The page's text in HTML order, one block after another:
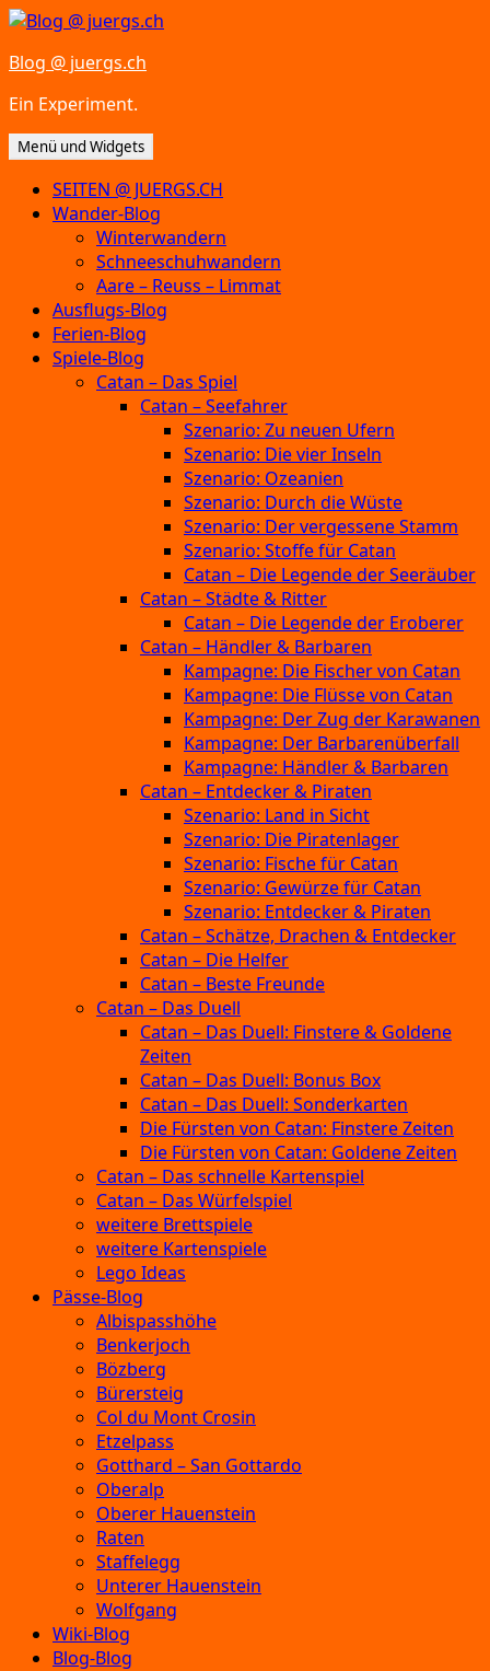
Zum
springen
Blog @ juergs.ch
Ein Experiment.
Menü und Widgets
SEITEN @ JUERGS.CH
Wander-Blog
Winterwandern
Schneeschuhwandern
Aare – Reuss – Limmat
Ausflugs-Blog
Ferien-Blog
Spiele-Blog
Catan – Das Spiel
Catan – Seefahrer
Szenario: Zu neuen Ufern
Szenario: Die vier Inseln
Szenario: Ozeanien
Szenario: Durch die Wüste
Szenario: Der vergessene Stamm
Szenario: Stoffe für Catan
Catan – Die Legende der Seeräuber
Catan – Städte & Ritter
Catan – Die Legende der Eroberer
Catan – Händler & Barbaren
Kampagne: Die Fischer von Catan
Kampagne: Die Flüsse von Catan
Kampagne: Der Zug der Karawanen
Kampagne: Der Barbarenüberfall
Kampagne: Händler & Barbaren
Catan – Entdecker & Piraten
Szenario: Land in Sicht
Szenario: Die Piratenlager
Szenario: Fische für Catan
Szenario: Gewürze für Catan
Szenario: Entdecker & Piraten
Catan – Schätze, Drachen & Entdecker
Catan – Die Helfer
Catan – Beste Freunde
Catan – Das Duell
Catan – Das Duell: Finstere & Goldene
Zeiten
Catan – Das Duell: Bonus Box
Catan – Das Duell: Sonderkarten
Die Fürsten von Catan: Finstere Zeiten
Die Fürsten von Catan: Goldene Zeiten
Catan – Das schnelle Kartenspiel
Catan – Das Würfelspiel
weitere Brettspiele
weitere Kartenspiele
Lego Ideas
Pässe-Blog
Albispasshöhe
Benkerjoch
Bözberg
Bürersteig
Col du Mont Crosin
Etzelpass
Gotthard – San Gottardo
Oberalp
Oberer Hauenstein
Raten
Staffelegg
Unterer Hauenstein
Wolfgang
Wiki-Blog
Blog-Blog